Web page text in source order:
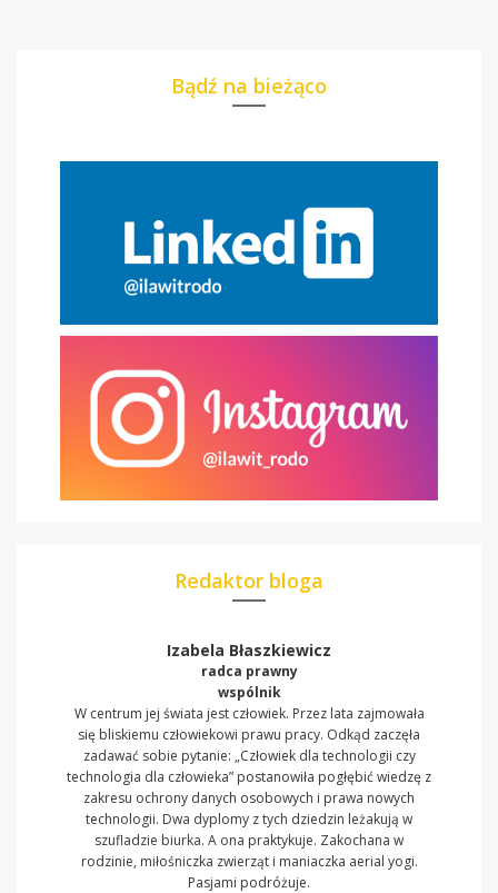
Bądź na bieżąco
Redaktor bloga
Izabela Błaszkiewicz
radca prawny
wspólnik
W centrum jej świata jest człowiek. Przez lata zajmowała
się bliskiemu człowiekowi prawu pracy. Odkąd zaczęła
zadawać sobie pytanie: „Człowiek dla technologii czy
technologia dla człowieka” postanowiła pogłębić wiedzę z
zakresu ochrony danych osobowych i prawa nowych
technologii. Dwa dyplomy z tych dziedzin leżakują w
szufladzie biurka. A ona praktykuje. Zakochana w
rodzinie, miłośniczka zwierząt i maniaczka aerial yogi.
Pasjami podróżuje.